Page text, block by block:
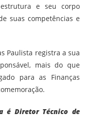
e seu corpo
suas competências e
Paulista registra a sua
mais do que
para as Finanças
é Diretor Técnico de